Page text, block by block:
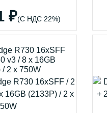
₽(С НДС 22%)
R730 16xSFF
v3 / 8 x 16GB
/ 2 x 750W